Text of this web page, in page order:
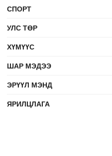
СПОРТ
УЛС ТӨР
ХҮМҮҮС
ШАР МЭДЭЭ
ЭРҮҮЛ МЭНД
ЯРИЛЦЛАГА